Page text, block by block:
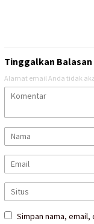
Tinggalkan Balasan
Alamat email Anda tidak
Simpan nama,